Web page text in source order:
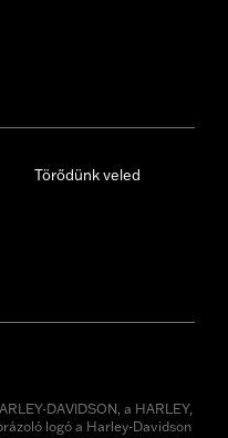
Törődünk veled
DAVIDSON, a HARLEY,
logó a Harley-Davidson